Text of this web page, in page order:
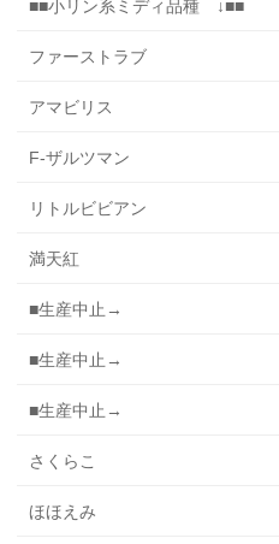
■■小リン系ミディ品種 ↓■■
ファーストラブ
アマビリス
F-ザルツマン
リトルビビアン
満天紅
■生産中止→
■生産中止→
■生産中止→
さくらこ
ほほえみ